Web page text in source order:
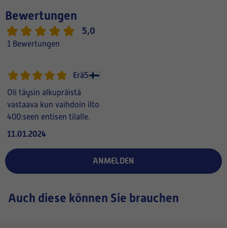
Bewertungen
5,0
1 Bewertungen
Erä5
Oli täysin alkupräistä
vastaava kun vaihdoin ilto
400:seen entisen tilalle.
11.01.2024
ANMELDEN
Auch diese können Sie brauchen